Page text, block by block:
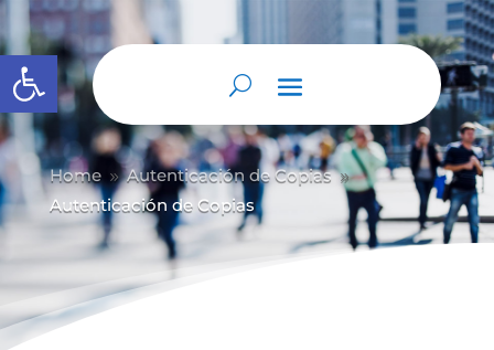
Abrir barra de herramientas
Home 9 Autenticación de Copias 9
Autenticación de Copias